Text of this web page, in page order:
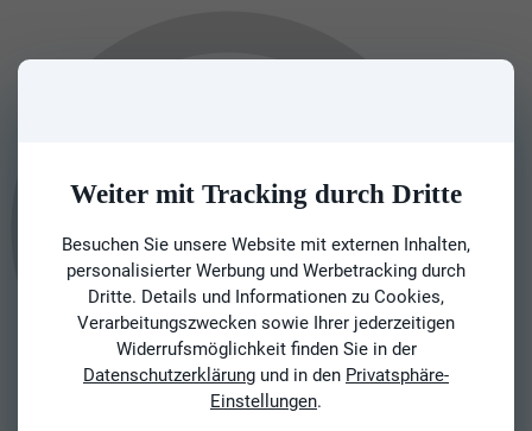
Weiter mit Tracking durch Dritte
Besuchen Sie unsere Website mit externen Inhalten,
personalisierter Werbung und Werbetracking durch
Dritte. Details und Informationen zu Cookies,
Verarbeitungszwecken sowie Ihrer jederzeitigen
Widerrufsmöglichkeit finden Sie in der
Datenschutzerklärung und in den Privatsphäre-
Einstellungen.